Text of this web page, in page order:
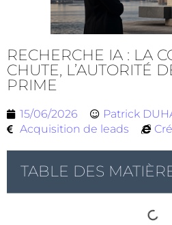
RECHERCHE IA : LA
CHUTE, L’AUTORITÉ
PRIME
15/06/2026 Patrick
Acquisition de leads
TABLE DES